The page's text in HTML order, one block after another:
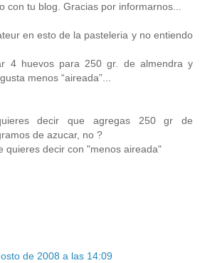
con tu blog. Gracias por informarnos...
en esto de la pasteleria y no entiendo
4 huevos para 250 gr. de almendra y
menos “aireada”...
decir que agregas 250 gr de
de azucar, no ?
quieres decir con "menos aireada"
de 2008 a las 14:09